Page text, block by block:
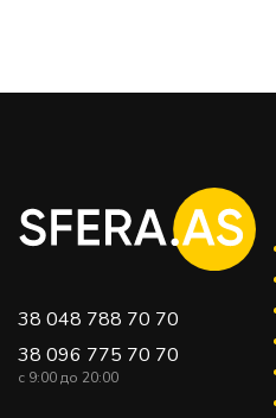
38 048 788 70 70
38 096 775 70 70
c 9:00 до 20:00